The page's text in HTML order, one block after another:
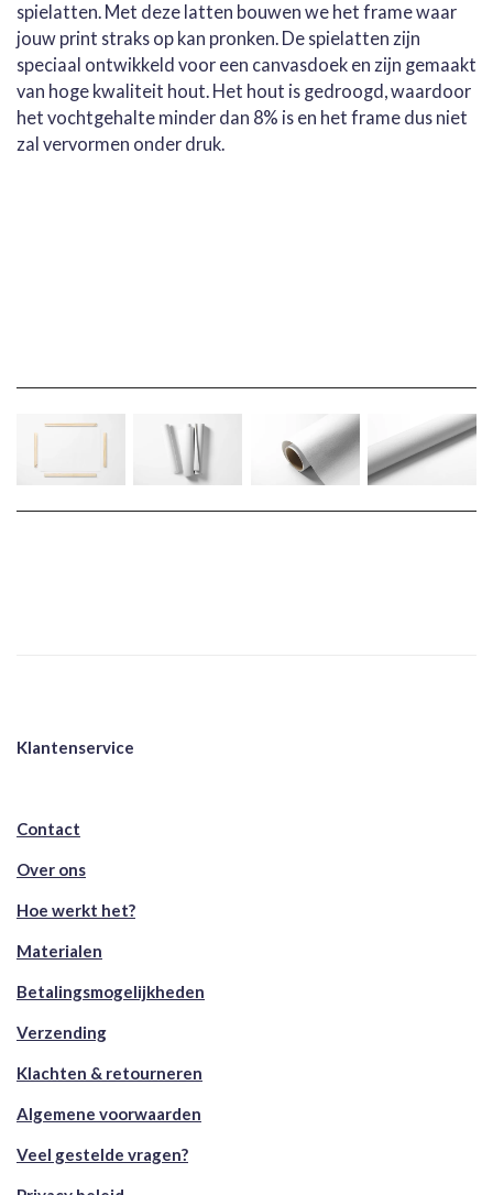
spielatten. Met deze latten bouwen we het frame waar
jouw print straks op kan pronken. De spielatten zijn
speciaal ontwikkeld voor een canvasdoek en zijn gemaakt
van hoge kwaliteit hout. Het hout is gedroogd, waardoor
het vochtgehalte minder dan 8% is en het frame dus niet
zal vervormen onder druk.
Klantenservice
Contact
Over ons
Hoe werkt het?
Materialen
Betalingsmogelijkheden
Verzending
Klachten & retourneren
Algemene voorwaarden
Veel gestelde vragen?